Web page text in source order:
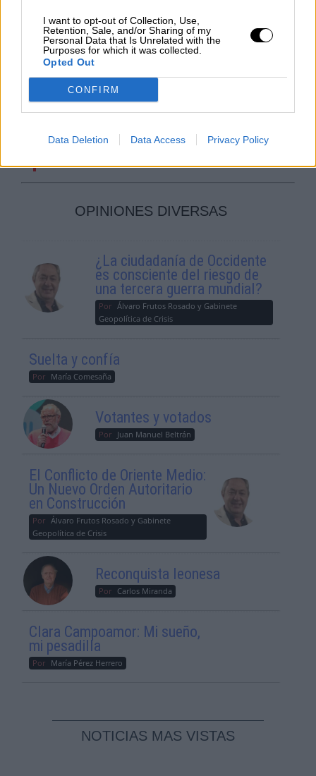
I want to opt-out of Collection, Use,
Retention, Sale, and/or Sharing of my
Personal Data that Is Unrelated with the
Purposes for which it was collected.
Opted Out
CONFIRM
Data Deletion Data Access Privacy Policy
Raquel Sánchez apuesta por los
convenios para ejecutar el Plan
OPINIONES DIVERSAS
¿La ciudadanía de Occidente
es consciente del riesgo de
una tercera guerra mundial?
Por Álvaro Frutos Rosado y Gabinete
Geopolítica de Crisis
Suelta y confía
Por María Comesaña
Votantes y votados
Por Juan Manuel Beltrán
El Conflicto de Oriente Medio:
Un Nuevo Orden Autoritario
en Construcción
Por Álvaro Frutos Rosado y Gabinete
Geopolítica de Crisis
Reconquista leonesa
Por Carlos Miranda
Clara Campoamor: Mi sueño,
mi pesadilla
Por María Pérez Herrero
NOTICIAS MAS VISTAS